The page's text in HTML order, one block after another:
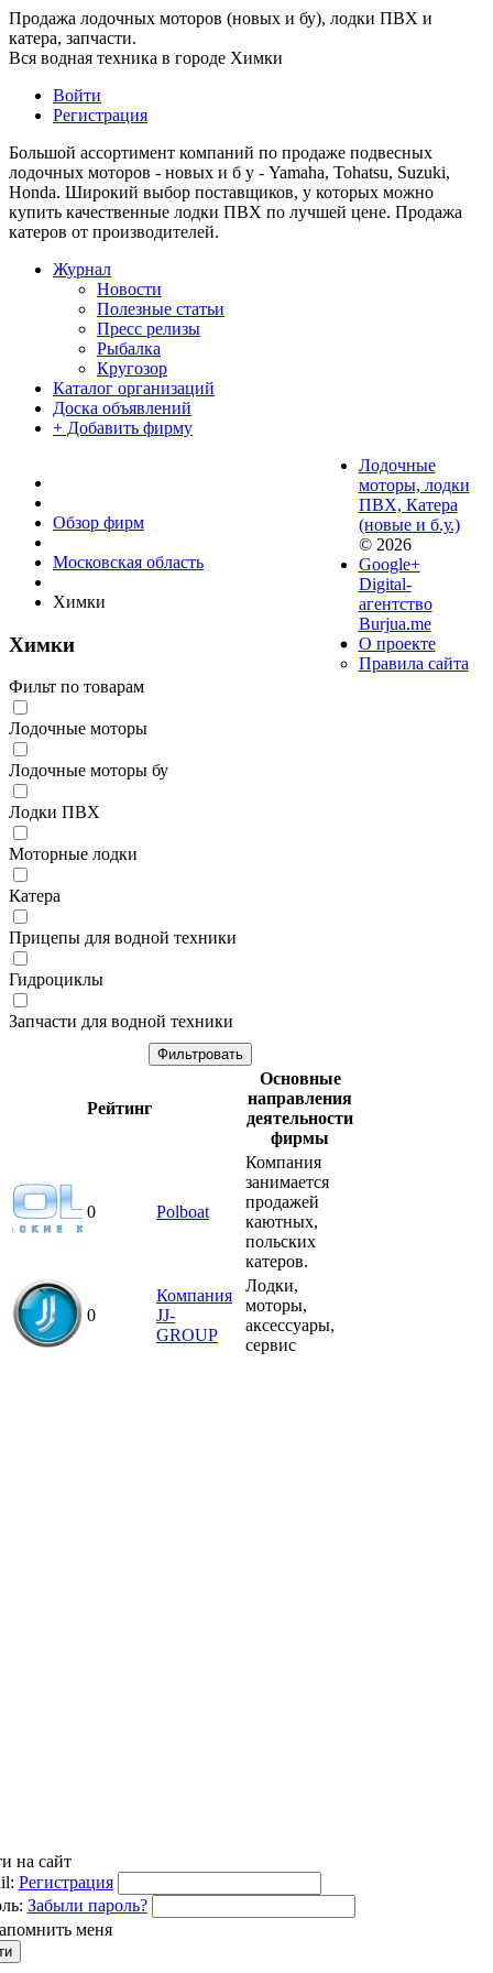
Продажа лодочных моторов (новых и бу), лодки ПВХ и
катера, запчасти.
Вся водная техника в городе Химки
Войти
Регистрация
Большой ассортимент компаний по продаже подвесных
лодочных моторов - новых и б у - Yamaha, Tohatsu, Suzuki,
Honda. Широкий выбор поставщиков, у которых можно
купить качественные лодки ПВХ по лучшей цене. Продажа
катеров от производителей.
Журнал
Новости
Полезные статьи
Пресс релизы
Рыбалка
Кругозор
Каталог организаций
Доска объявлений
+ Добавить фирму
Обзор фирм
Московская область
Химки
Химки
Фильт по товарам
Лодочные моторы
Лодочные моторы бу
Лодки ПВХ
Моторные лодки
Катера
Прицепы для водной техники
Гидроциклы
Запчасти для водной техники
Рейтинг
Основные
направления
деятельности
фирмы
0 Polboat
Компания
занимается
продажей
каютных,
польских
катеров.
0
Компания
JJ-
GROUP
Лодки,
моторы,
аксессуары,
сервис
на сайт
Регистрация
Забыли пароль?
меня
Лодочные
моторы, лодки
ПВХ, Катера
(новые и б.у.)
© 2026
Google+
Digital-
агентство
Burjua.me
О проекте
Правила сайта